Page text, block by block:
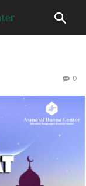
0